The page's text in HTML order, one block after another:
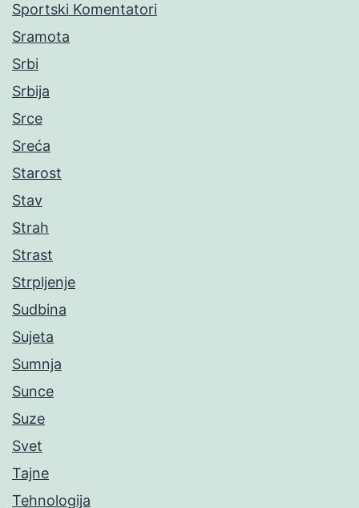
Sportski Komentatori
Sramota
Srbi
Srbija
Srce
Sreća
Starost
Stav
Strah
Strast
Strpljenje
Sudbina
Sujeta
Sumnja
Sunce
Suze
Svet
Tajne
Tehnologija